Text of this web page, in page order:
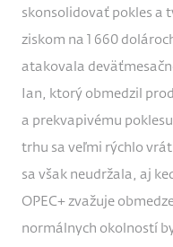
skonsolidovať pokles a
ziskom na 1 660
atakovala
Ian, ktorý obmedzil
a prekvapivému
trhu sa veľmi rýchlo
sa však neudržala, aj
OPEC+ zvažuje
normálnych okolností